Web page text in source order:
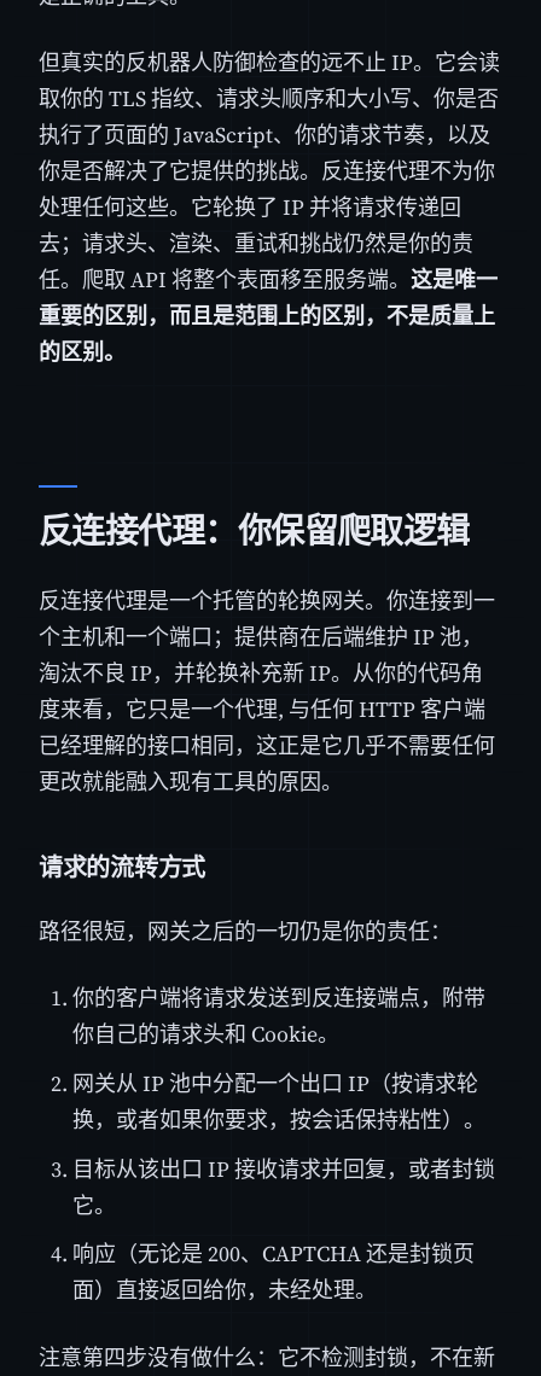
但真实的反机器人防御检查的远不止 IP。它会读
取你的 TLS 指纹、请求头顺序和大小写、你是否
执行了页面的 JavaScript、你的请求节奏，以及
你是否解决了它提供的挑战。反连接代理不为你
处理任何这些。它轮换了 IP 并将请求传递回
去；请求头、渲染、重试和挑战仍然是你的责
任。爬取 API 将整个表面移至服务端。 这是唯一
重要的区别，而且是范围上的区别，不是质量上
的区别。
反连接代理：你保留爬取逻辑
反连接代理是一个托管的轮换网关。你连接到一
个主机和一个端口；提供商在后端维护 IP 池，
淘汰不良 IP，并轮换补充新 IP。从你的代码角
度来看，它只是一个代理, 与任何 HTTP 客户端
已经理解的接口相同，这正是它几乎不需要任何
更改就能融入现有工具的原因。
请求的流转方式
路径很短，网关之后的一切仍是你的责任：
你的客户端将请求发送到反连接端点，附带
你自己的请求头和 Cookie。
网关从 IP 池中分配一个出口 IP（按请求轮
换，或者如果你要求，按会话保持粘性）。
目标从该出口 IP 接收请求并回复，或者封锁
它。
响应（无论是 200、CAPTCHA 还是封锁页
面）直接返回给你，未经处理。
注意第四步没有做什么：它不检测封锁，不在新